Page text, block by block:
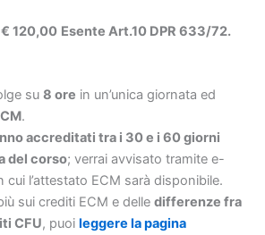
€ 120,00 Esente Art.10 DPR 633/72.
su 8 ore in un’unica giornata ed
.
accreditati tra i 30 e i 60 giorni
del corso; verrai avvisato tramite e-
cui l’attestato ECM sarà disponibile.
sui crediti ECM e delle differenze fra
CFU, puoi leggere la pagina